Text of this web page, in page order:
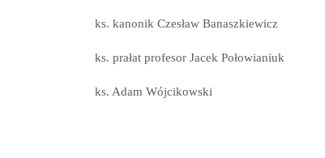
ks. kanonik Czesław Banaszkiewicz
ks. prałat profesor Jacek Połowianiuk
ks. Adam Wójcikowski